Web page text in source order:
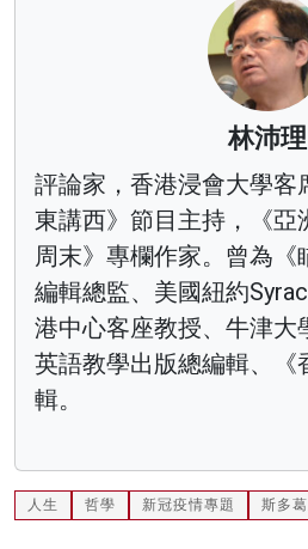
林沛理
評論家，香港浸會大學客
東講西》節目主持，《亞
周末》專欄作家。曾為《
編輯總監、美國紐約
港中心客座教授、牛津大
英語教學出版總編輯、《
輯。
人生 哲學 新冠疫情專題 斯多